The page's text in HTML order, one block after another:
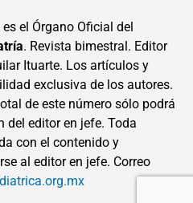
es el Órgano Oficial del
. Revista bimestral. Editor
Ituarte. Los artículos y
exclusiva de los autores.
de este número sólo podrá
del editor en jefe. Toda
con el contenido y
al editor en jefe. Correo